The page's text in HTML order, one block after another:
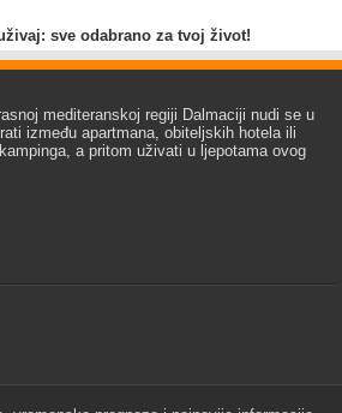
sve odabrano za tvoj život!
mediteranskoj regiji Dalmaciji nudi se u
između apartmana, obiteljskih hotela ili
a pritom uživati u ljepotama ovog